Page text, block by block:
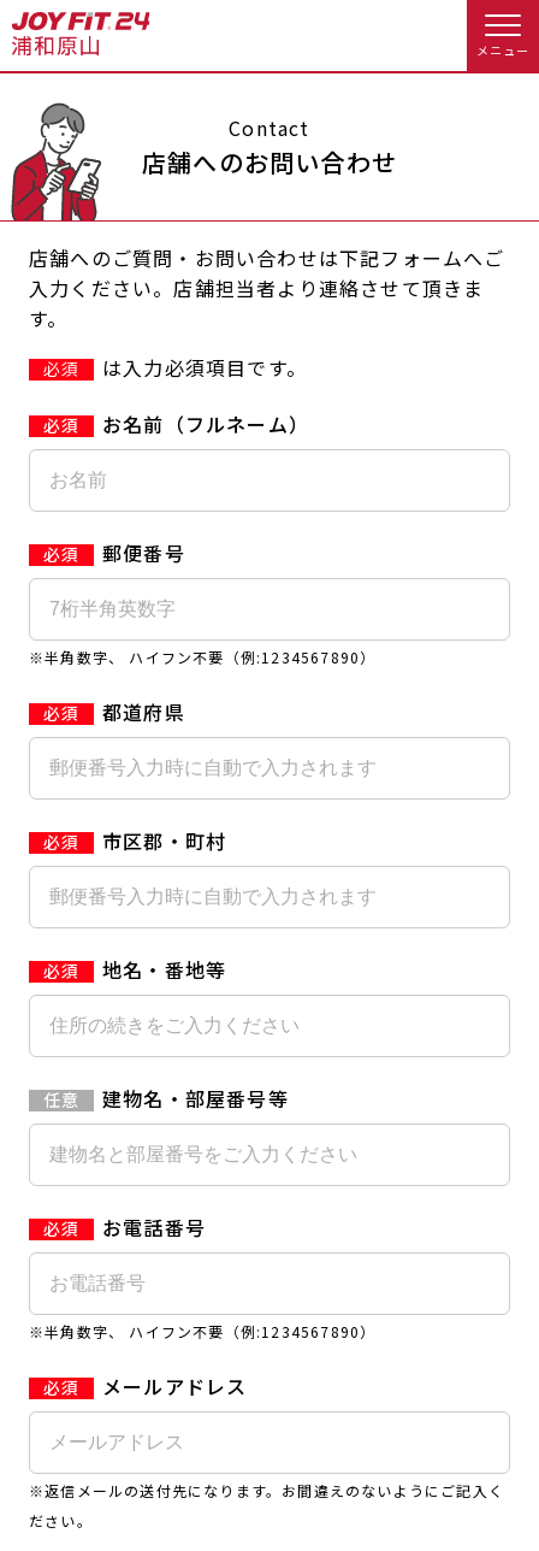
メニュー
店舗トップ
会員の方へトップ
会員様へのお知らせ
予約する
オプション料金 アクセス
店舗情報・サービス よくあるご質問
店舗へのお問い合わせ
入会するトップ
クレジットカードで入会する WEBで入会来店予約
料金・サービス等詳しく見る
入会を悩まれている方へトップ
キャンペーン
JOYFIT24
JOYFIT+ 店舗を探す
Contact
店舗へのお問い合わせ
店舗へのご質問・お問い合わせは下記フォームへご
入力ください。店舗担当者より連絡させて頂きま
す。
必須
は入力必須項目です。
お名前（フルネーム）
郵便番号
※半角数字、 ハイフン不要（例:1234567890）
都道府県
市区郡・町村
地名・番地等
建物名・部屋番号等
お電話番号
※半角数字、 ハイフン不要（例:1234567890）
メールアドレス
※返信メールの送付先になります。お間違えのないようにご記入く
ださい。